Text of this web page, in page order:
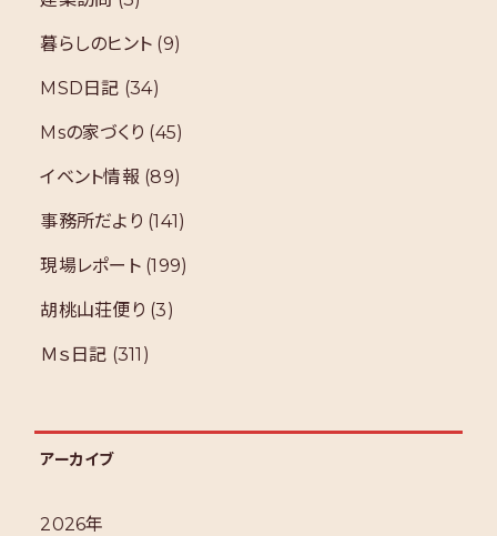
暮らしのヒント (9)
MSD日記 (34)
Msの家づくり (45)
イベント情報 (89)
事務所だより (141)
現場レポート(199)
胡桃山荘便り (3)
Ｍｓ日記 (311)
アーカイブ
2026年